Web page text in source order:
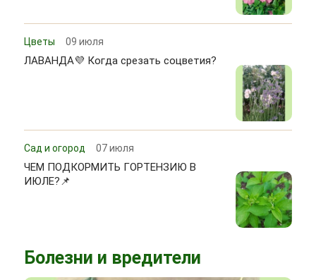
Цветы 09 июля
ЛАВАНДА💜 Когда срезать соцветия?
Сад и огород 07 июля
ЧЕМ ПОДКОРМИТЬ ГОРТЕНЗИЮ В
ИЮЛЕ?📌
Болезни и вредители